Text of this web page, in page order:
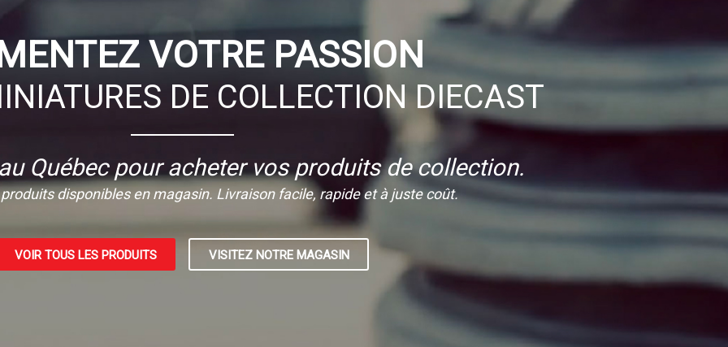
VOTRE PASSION
DE COLLECTION DIECAST
Québec pour acheter vos produits de collection.
disponibles en magasin. Livraison facile, rapide et à juste coût.
VOIR TOUS LES PRODUITS VISITEZ NOTRE MAGASIN